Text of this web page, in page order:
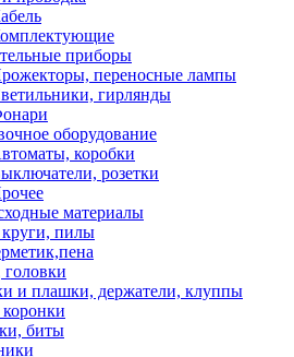
приборы
переносные лампы
гирлянды
оборудование
коробки
розетки
материалы
пилы
и плашки, держатели, клуппы
биты